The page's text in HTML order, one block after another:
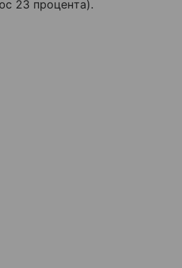
23 процента).